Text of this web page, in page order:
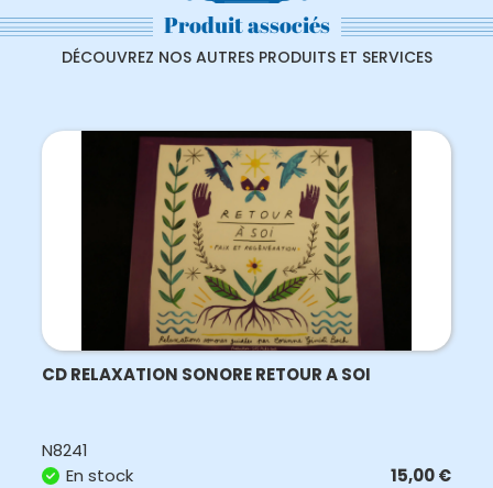
Produit associés
DÉCOUVREZ NOS AUTRES PRODUITS ET SERVICES
CD RELAXATION SONORE RETOUR A SOI
N8241
En stock
15,00€